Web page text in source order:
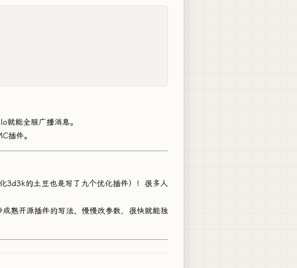
能全服广播消息。
插件。
3d3k的土豆也是写了九个优化插件）！很多人
熟开源插件的写法、慢慢改参数，很快就能独